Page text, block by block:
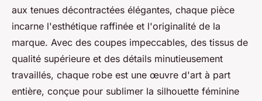
aux tenues décontractées élégantes, chaque pièce
incarne l'esthétique raffinée et l'originalité de la
marque. Avec des coupes impeccables, des tissus de
qualité supérieure et des détails minutieusement
travaillés, chaque robe est une œuvre d'art à part
entière, conçue pour sublimer la silhouette féminine